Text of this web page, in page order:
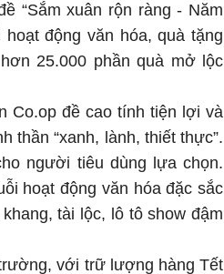
“Sắm xuân rộn ràng - Năm
động văn hóa, quà tặng
25.000 phần quà mở lộc
Co.op đề cao tính tiện lợi và
thần “xanh, lành, thiết thực”.
người tiêu dùng lựa chọn.
hoạt động văn hóa đặc sắc
tài lộc, lô tô show đậm
với trữ lượng hàng Tết